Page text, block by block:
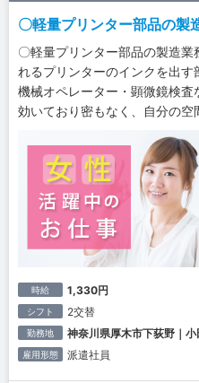
〇軽量プリンター部品の製
〇軽量プリンター部品の製造
れるプリンターのインクを出す
機械オペレーター・顕微鏡検
効いており密もなく、自分の
時給 1,330円
シフト 2交替
勤務地 神奈川県厚木市下荻野｜
雇用形態 派遣社員